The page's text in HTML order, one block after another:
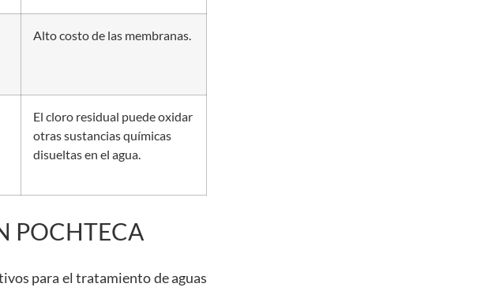
Alto costo de las membranas.
El cloro residual puede oxidar
otras sustancias químicas
disueltas en el agua.
POCHTECA
para el tratamiento de aguas